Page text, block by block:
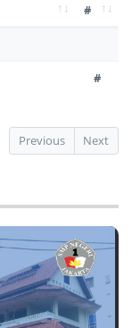
#
#
Previous
Next